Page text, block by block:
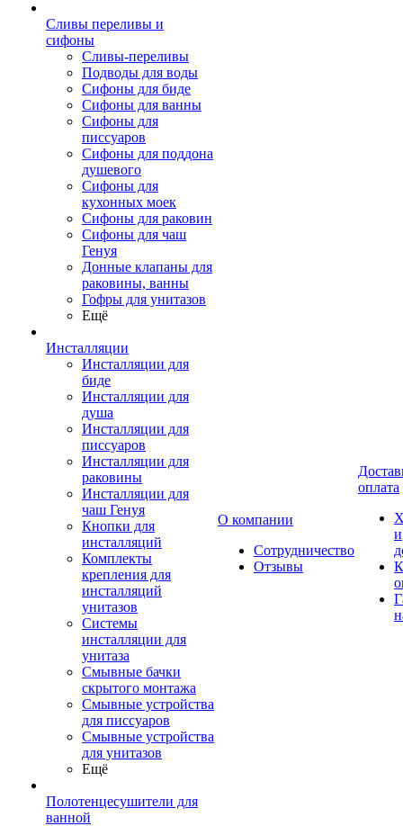
Сливы переливы и
сифоны
Сливы-переливы
Подводы для воды
Сифоны для биде
Сифоны для ванны
Сифоны для
писсуаров
Сифоны для поддона
душевого
Сифоны для
кухонных моек
Сифоны для раковин
Сифоны для чаш
Генуя
Донные клапаны для
раковины, ванны
Гофры для унитазов
Ещё
Инсталляции
Инсталляции для
биде
Инсталляции для
душа
Инсталляции для
писсуаров
Инсталляции для
раковины
Инсталляции для
чаш Генуя
Кнопки для
инсталляций
Комплекты
крепления для
инсталляций
унитазов
Системы
инсталляции для
унитаза
Смывные бачки
скрытого монтажа
Смывные устройства
для писсуаров
Смывные устройства
для унитазов
Ещё
Полотенцесушители для
ванной
О компании
Сотрудничество
Отзывы
оплата
и